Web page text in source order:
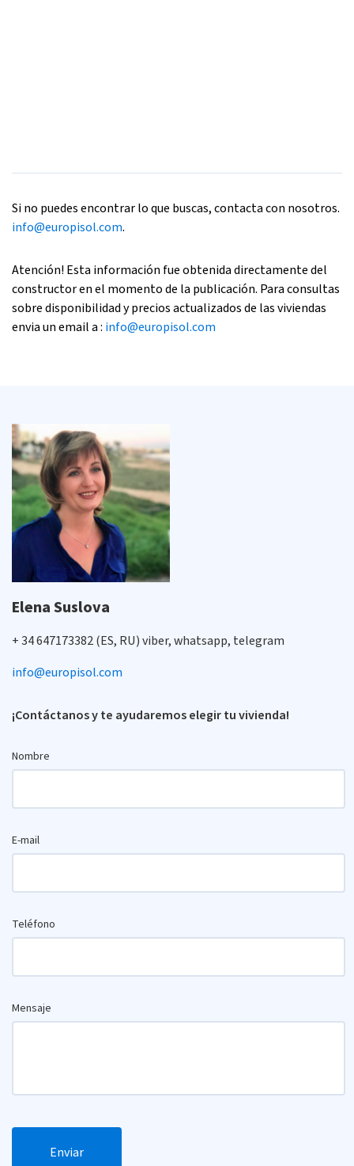
Si no puedes encontrar lo que buscas, contacta con nosotros.
info@europisol.com.
Atención! Esta información fue obtenida directamente del
constructor en el momento de la publicación. Para consultas
sobre disponibilidad y precios actualizados de las viviendas
envia un email a : info@europisol.com
Elena Suslova
+ 34 647173382 (ES, RU) viber, whatsapp, telegram
info@europisol.com
¡Contáctanos y te ayudaremos elegir tu vivienda!
Nombre
E-mail
Teléfono
Mensaje
Enviar